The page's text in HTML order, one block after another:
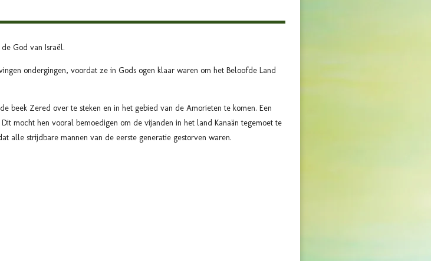
God van Israël.
ondergingen, voordat ze in Gods ogen klaar waren om het Beloofde Land
beek Zered over te steken en in het gebied van de Amorieten te komen. Een
mocht hen vooral bemoedigen om de vijanden in het land Kanaän tegemoet te
alle strijdbare mannen van de eerste generatie gestorven waren.